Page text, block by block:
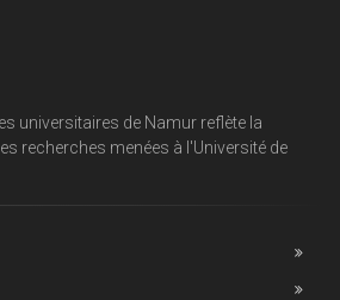
universitaires de Namur reflète la
recherches menées à l'Université de